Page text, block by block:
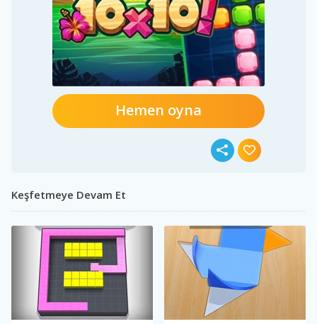
Hemen oyna
Keşfetmeye Devam Et